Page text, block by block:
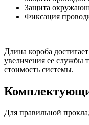
Защита
Фиксация
Длина короба
увеличения ее службы
стоимость системы.
Для правильной